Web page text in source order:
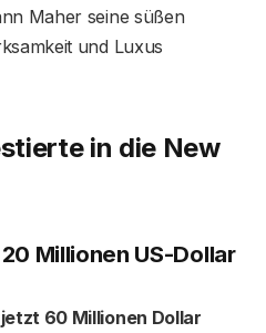
Maher seine süßen
und Luxus
in die New
Millionen US-Dollar
60 Millionen Dollar